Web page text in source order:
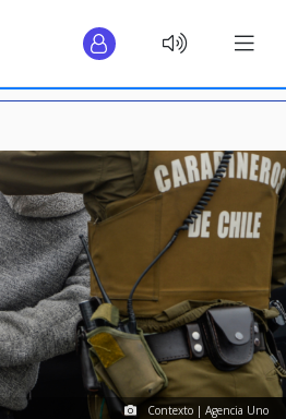
Contexto | Agencia Uno